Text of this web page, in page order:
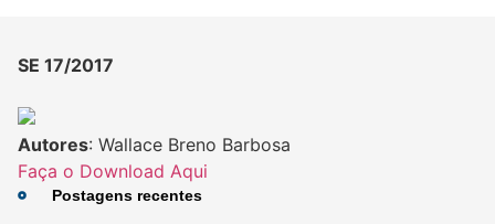
SE 17/2017
Autores: Wallace Breno Barbosa
Faça o Download Aqui
Postagens recentes